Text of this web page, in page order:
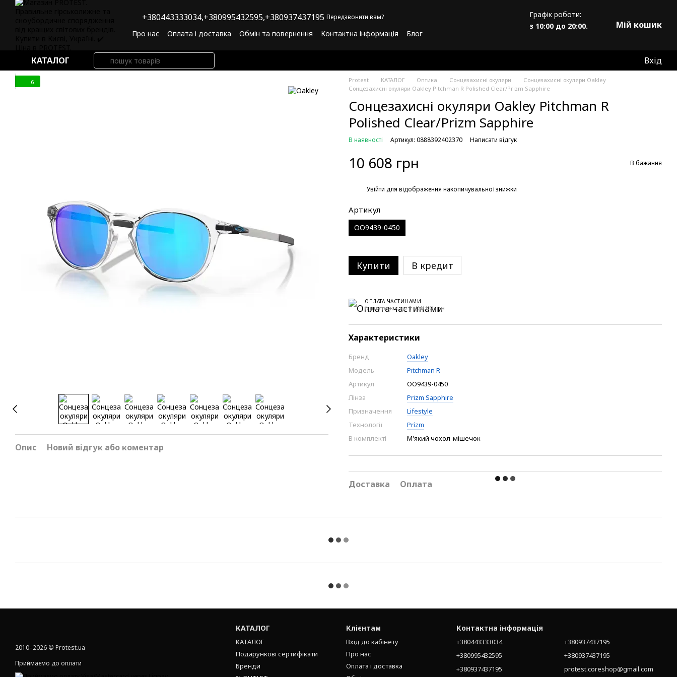
Перейти до основного контенту
+380443333034,+380995432595,+380937437195 Передзвонити вам?
Про нас Оплата і доставка Обмін та повернення Контактна інформація
Блог
Графік роботи:
з 10:00 до 20:00.
Мій кошик
КАТАЛОГ Вхід
6
Опис Новий відгук або коментар
Protest КАТАЛОГ Оптика Сонцезахисні окуляри
Сонцезахисні окуляри Oakley
Сонцезахисні окуляри Oakley Pitchman R Polished Clear/Prizm Sapphire
Сонцезахисні окуляри Oakley Pitchman R
Polished Clear/Prizm Sapphire
В наявності Артикул: 0888392402370 Написати відгук
10 608 грн В бажання
Увійти для відображення накопичувальної знижки
Артикул
OO9439-0450
Купити В кредит
ОПЛАТА ЧАСТИНАМИ
6 платежів по 1 768.00 грн
Характеристики
Бренд
Oakley
Модель
Pitchman R
Артикул
OO9439-0450
Лінза
Prizm Sapphire
Призначення
Lifestyle
Технології
Prizm
В комплекті
М'який чохол-мішечок
Доставка Оплата
2010–2026 © Protest.ua
Приймаємо до оплати
КАТАЛОГ
КАТАЛОГ
Подарункові сертифікати
Бренди
Клієнтам
Вхід до кабінету
Про нас
Оплата і доставка
Контактна інформація
+380443333034
+380995432595
+380937437195
+380937437195
+380937437195
protest.coreshop@gmail.com